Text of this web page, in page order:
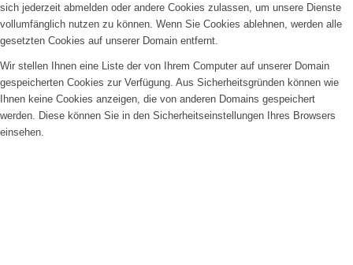
sich jederzeit abmelden oder andere Cookies zulassen, um unsere Dienste
vollumfänglich nutzen zu können. Wenn Sie Cookies ablehnen, werden alle
gesetzten Cookies auf unserer Domain entfernt.
Wir stellen Ihnen eine Liste der von Ihrem Computer auf unserer Domain
gespeicherten Cookies zur Verfügung. Aus Sicherheitsgründen können wie
Ihnen keine Cookies anzeigen, die von anderen Domains gespeichert
werden. Diese können Sie in den Sicherheitseinstellungen Ihres Browsers
einsehen.